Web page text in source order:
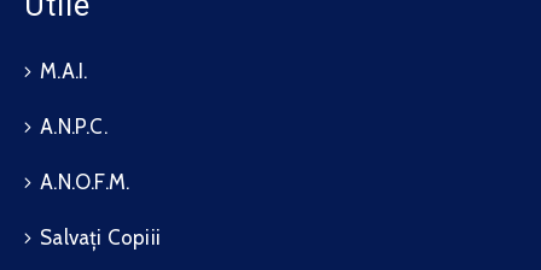
M.A.I.
A.N.P.C.
A.N.O.F.M.
Salvați Copiii